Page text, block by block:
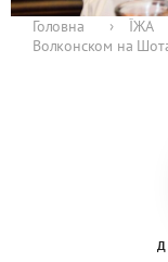
Головна › ЇЖА
Волконском на